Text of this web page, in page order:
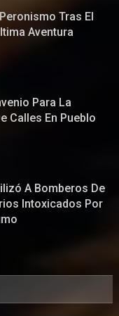
Tras El
Aventura
Para La
Calles En Pueblo
A Bomberos De
Intoxicados Por